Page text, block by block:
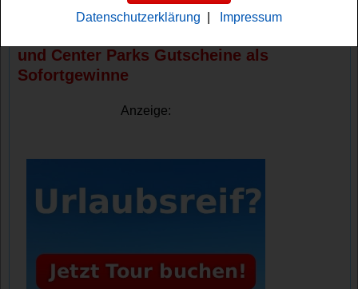
und Center Parks Gutscheine als
Sofortgewinne
Anzeige:
Datenschutzerklärung Impressum